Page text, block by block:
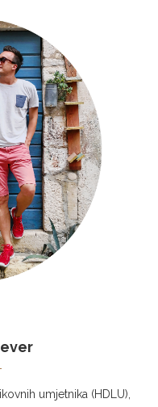
umjetnika (HDLU),